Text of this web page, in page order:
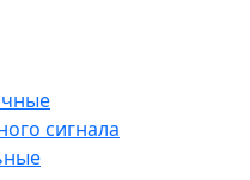
сигнала